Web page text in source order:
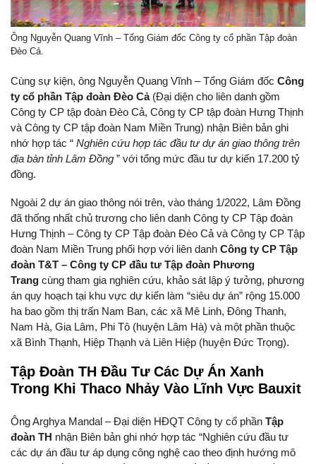
Ông Nguyễn Quang Vĩnh – Tổng Giám đốc Công ty cổ phần Tập đoàn
Đèo Cả.
Cùng sự kiện, ông Nguyễn Quang Vĩnh – Tổng Giám đốc Công
ty cổ phần Tập đoàn Đèo Cả (Đại diện cho liên danh gồm
Công ty CP tập đoàn Đèo Cả, Công ty CP tập đoàn Hưng Thịnh
và Công ty CP tập đoàn Nam Miền Trung) nhận Biên bản ghi
nhớ hợp tác “ Nghiên cứu hợp tác đầu tư dự án giao thông trên
địa bàn tỉnh Lâm Đồng ” với tổng mức đầu tư dự kiến 17.200 tỷ
đồng.
Ngoài 2 dự án giao thông nói trên, vào tháng 1/2022, Lâm Đồng
đã thống nhất chủ trương cho liên danh Công ty CP Tập đoàn
Hưng Thịnh – Công ty CP Tập đoàn Đèo Cả và Công ty CP Tập
đoàn Nam Miền Trung phối hợp với liên danh Công ty CP Tập
đoàn T&T – Công ty CP đầu tư Tập đoàn Phương
Trang cùng tham gia nghiên cứu, khảo sát lập ý tưởng, phương
án quy hoạch tại khu vực dự kiến làm “siêu dự án” rộng 15.000
ha bao gồm thị trấn Nam Ban, các xã Mê Linh, Đông Thanh,
Nam Hà, Gia Lâm, Phi Tô (huyện Lâm Hà) và một phần thuộc
xã Bình Thạnh, Hiệp Thạnh và Liên Hiệp (huyện Đức Trọng).
Tập Đoàn TH Đầu Tư Các Dự Án Xanh
Trong Khi Thaco Nhảy Vào Lĩnh Vực Bauxit
Ông Arghya Mandal – Đại diện HĐQT Công ty cổ phần Tập
đoàn TH nhận Biên bản ghi nhớ hợp tác “Nghiên cứu đầu tư
các dự án đầu tư áp dụng công nghệ cao theo định hướng mô